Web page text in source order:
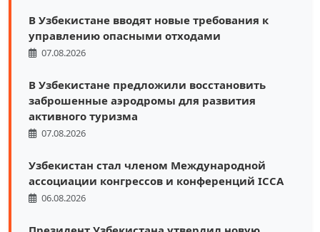
В Узбекистане вводят новые требования к
управлению опасными отходами
07.08.2026
В Узбекистане предложили восстановить
заброшенные аэродромы для развития
активного туризма
07.08.2026
Узбекистан стал членом Международной
ассоциации конгрессов и конференций ICCA
06.08.2026